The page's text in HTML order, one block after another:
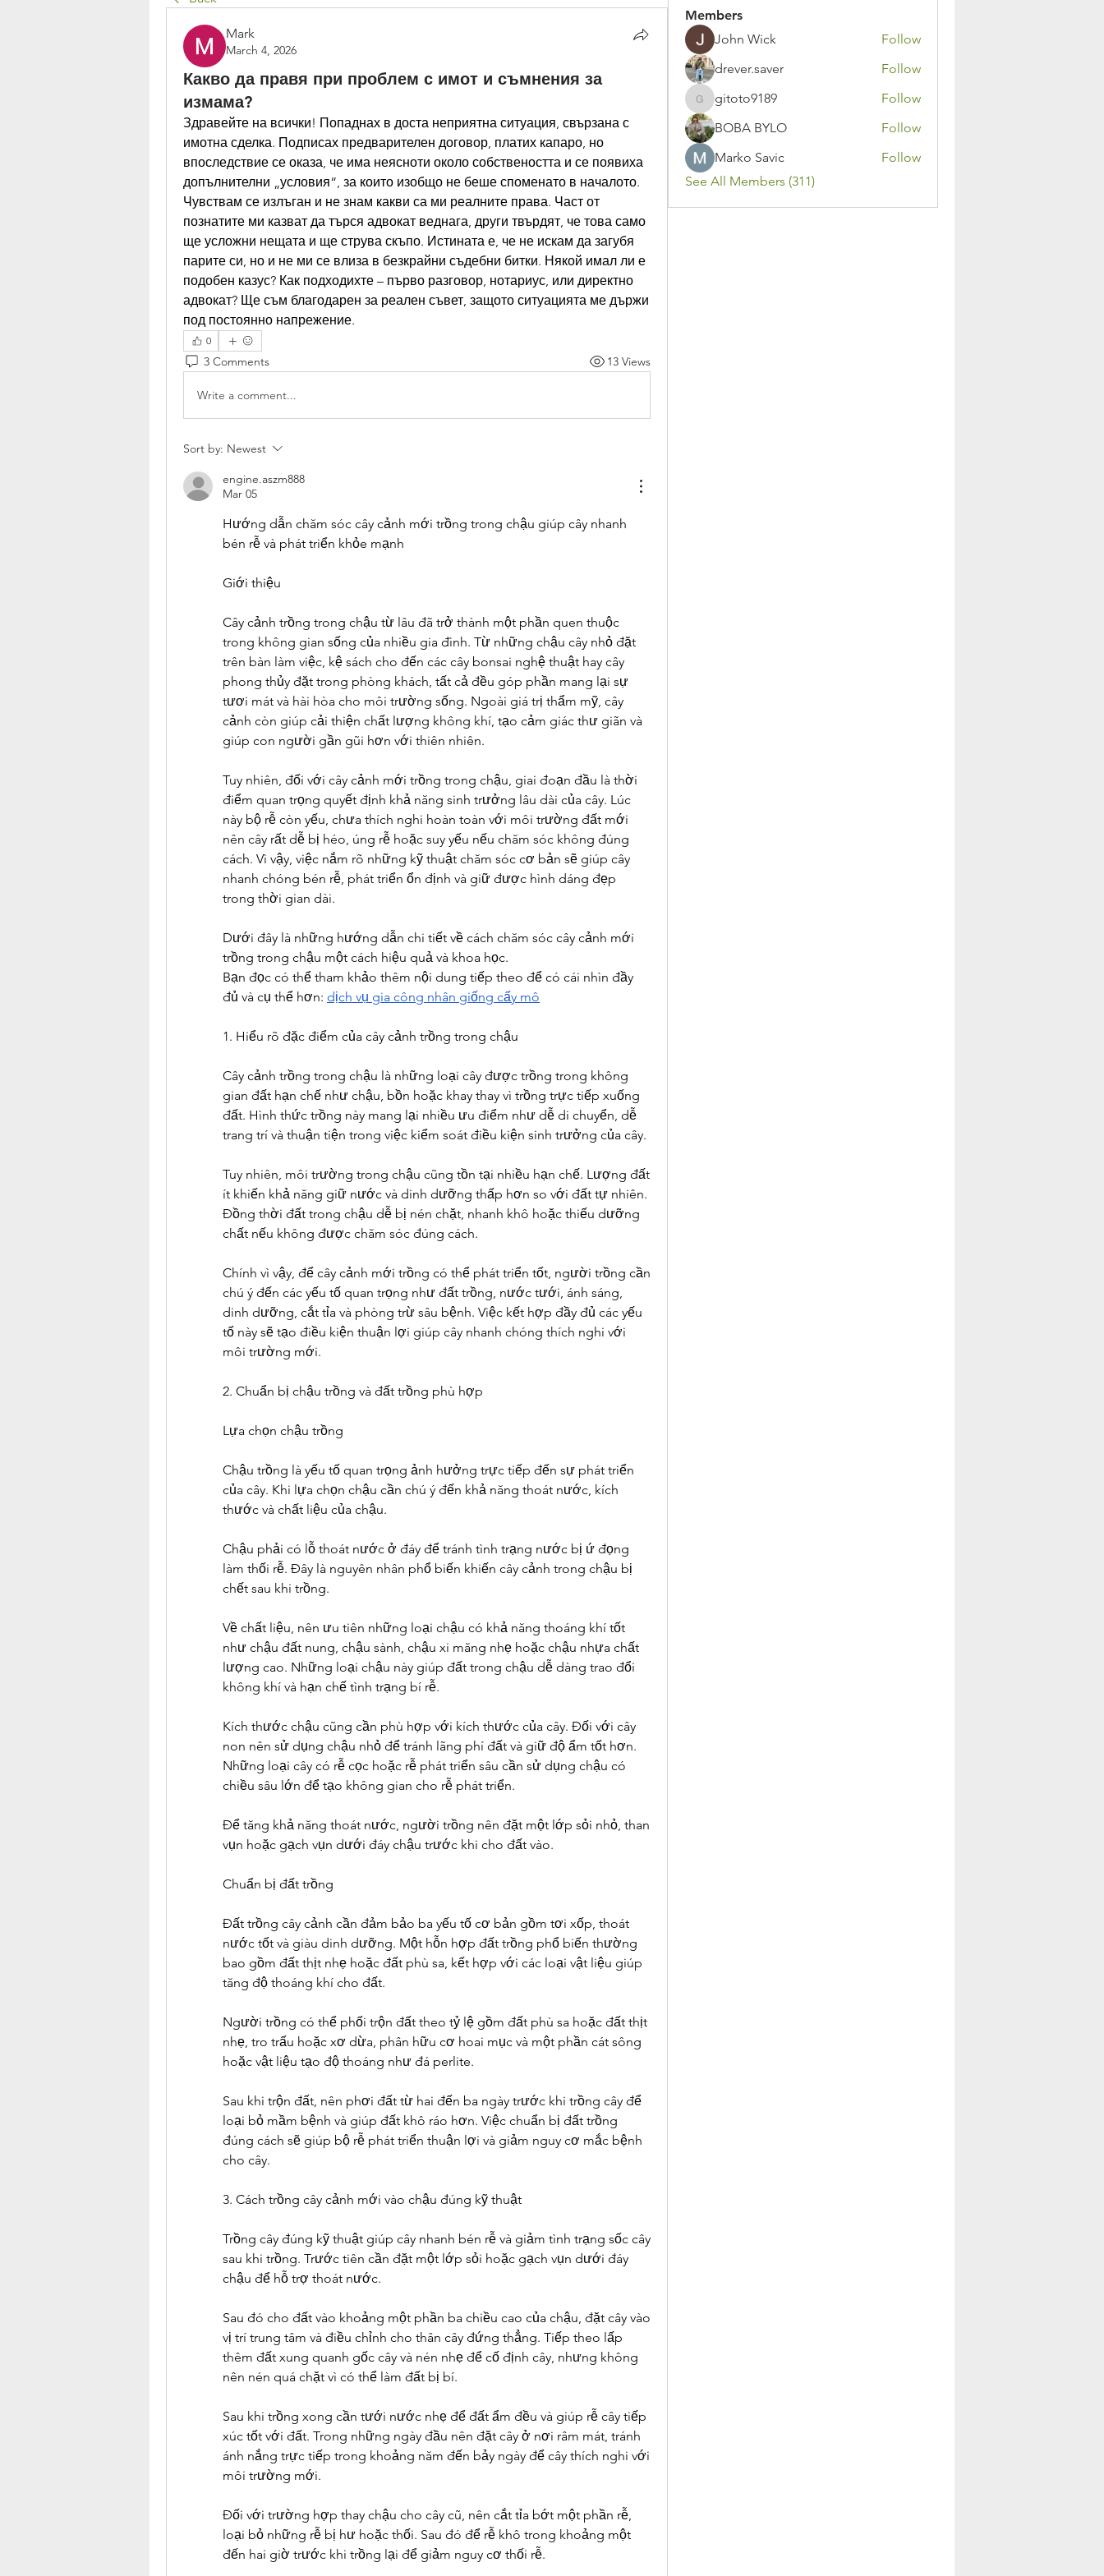
Mark
March 4, 2026
Какво да правя при проблем с имот и съмнения за
измама?
Здравейте на всички! Попаднах в доста неприятна ситуация, свързана с
имотна сделка. Подписах предварителен договор, платих капаро, но
впоследствие се оказа, че има неясноти около собствеността и се появиха
допълнителни „условия“, за които изобщо не беше споменато в началото.
Чувствам се излъган и не знам какви са ми реалните права. Част от
познатите ми казват да търся адвокат веднага, други твърдят, че това само
ще усложни нещата и ще струва скъпо. Истината е, че не искам да загубя
парите си, но и не ми се влиза в безкрайни съдебни битки. Някой имал ли е
подобен казус? Как подходихте – първо разговор, нотариус, или директно
адвокат? Ще съм благодарен за реален съвет, защото ситуацията ме държи
под постоянно напрежение.
0
3 Comments 13 Views
Write a comment...
Sort by: Newest
engine.aszm888
Mar 05
Hướng dẫn chăm sóc cây cảnh mới trồng trong chậu giúp cây nhanh
bén rễ và phát triển khỏe mạnh
Giới thiệu
Cây cảnh trồng trong chậu từ lâu đã trở thành một phần quen thuộc
trong không gian sống của nhiều gia đình. Từ những chậu cây nhỏ đặt
trên bàn làm việc, kệ sách cho đến các cây bonsai nghệ thuật hay cây
phong thủy đặt trong phòng khách, tất cả đều góp phần mang lại sự
tươi mát và hài hòa cho môi trường sống. Ngoài giá trị thẩm mỹ, cây
cảnh còn giúp cải thiện chất lượng không khí, tạo cảm giác thư giãn và
giúp con người gần gũi hơn với thiên nhiên.
Tuy nhiên, đối với cây cảnh mới trồng trong chậu, giai đoạn đầu là thời
điểm quan trọng quyết định khả năng sinh trưởng lâu dài của cây. Lúc
này bộ rễ còn yếu, chưa thích nghi hoàn toàn với môi trường đất mới
nên cây rất dễ bị héo, úng rễ hoặc suy yếu nếu chăm sóc không đúng
cách. Vì vậy, việc nắm rõ những kỹ thuật chăm sóc cơ bản sẽ giúp cây
nhanh chóng bén rễ, phát triển ổn định và giữ được hình dáng đẹp
trong thời gian dài.
Dưới đây là những hướng dẫn chi tiết về cách chăm sóc cây cảnh mới
trồng trong chậu một cách hiệu quả và khoa học.
Bạn đọc có thể tham khảo thêm nội dung tiếp theo để có cái nhìn đầy
đủ và cụ thể hơn: dịch vụ gia công nhân giống cấy mô
1. Hiểu rõ đặc điểm của cây cảnh trồng trong chậu
Cây cảnh trồng trong chậu là những loại cây được trồng trong không
gian đất hạn chế như chậu, bồn hoặc khay thay vì trồng trực tiếp xuống
đất. Hình thức trồng này mang lại nhiều ưu điểm như dễ di chuyển, dễ
trang trí và thuận tiện trong việc kiểm soát điều kiện sinh trưởng của cây.
Tuy nhiên, môi trường trong chậu cũng tồn tại nhiều hạn chế. Lượng đất
ít khiến khả năng giữ nước và dinh dưỡng thấp hơn so với đất tự nhiên.
Đồng thời đất trong chậu dễ bị nén chặt, nhanh khô hoặc thiếu dưỡng
chất nếu không được chăm sóc đúng cách.
Chính vì vậy, để cây cảnh mới trồng có thể phát triển tốt, người trồng cần
chú ý đến các yếu tố quan trọng như đất trồng, nước tưới, ánh sáng,
dinh dưỡng, cắt tỉa và phòng trừ sâu bệnh. Việc kết hợp đầy đủ các yếu
tố này sẽ tạo điều kiện thuận lợi giúp cây nhanh chóng thích nghi với
môi trường mới.
2. Chuẩn bị chậu trồng và đất trồng phù hợp
Lựa chọn chậu trồng
Chậu trồng là yếu tố quan trọng ảnh hưởng trực tiếp đến sự phát triển
của cây. Khi lựa chọn chậu cần chú ý đến khả năng thoát nước, kích
thước và chất liệu của chậu.
Chậu phải có lỗ thoát nước ở đáy để tránh tình trạng nước bị ứ đọng
làm thối rễ. Đây là nguyên nhân phổ biến khiến cây cảnh trong chậu bị
chết sau khi trồng.
Về chất liệu, nên ưu tiên những loại chậu có khả năng thoáng khí tốt
như chậu đất nung, chậu sành, chậu xi măng nhẹ hoặc chậu nhựa chất
lượng cao. Những loại chậu này giúp đất trong chậu dễ dàng trao đổi
không khí và hạn chế tình trạng bí rễ.
Kích thước chậu cũng cần phù hợp với kích thước của cây. Đối với cây
non nên sử dụng chậu nhỏ để tránh lãng phí đất và giữ độ ẩm tốt hơn.
Những loại cây có rễ cọc hoặc rễ phát triển sâu cần sử dụng chậu có
chiều sâu lớn để tạo không gian cho rễ phát triển.
Để tăng khả năng thoát nước, người trồng nên đặt một lớp sỏi nhỏ, than
vụn hoặc gạch vụn dưới đáy chậu trước khi cho đất vào.
Chuẩn bị đất trồng
Đất trồng cây cảnh cần đảm bảo ba yếu tố cơ bản gồm tơi xốp, thoát
nước tốt và giàu dinh dưỡng. Một hỗn hợp đất trồng phổ biến thường
bao gồm đất thịt nhẹ hoặc đất phù sa, kết hợp với các loại vật liệu giúp
tăng độ thoáng khí cho đất.
Người trồng có thể phối trộn đất theo tỷ lệ gồm đất phù sa hoặc đất thịt
nhẹ, tro trấu hoặc xơ dừa, phân hữu cơ hoai mục và một phần cát sông
hoặc vật liệu tạo độ thoáng như đá perlite.
Sau khi trộn đất, nên phơi đất từ hai đến ba ngày trước khi trồng cây để
loại bỏ mầm bệnh và giúp đất khô ráo hơn. Việc chuẩn bị đất trồng
đúng cách sẽ giúp bộ rễ phát triển thuận lợi và giảm nguy cơ mắc bệnh
cho cây.
3. Cách trồng cây cảnh mới vào chậu đúng kỹ thuật
Trồng cây đúng kỹ thuật giúp cây nhanh bén rễ và giảm tình trạng sốc cây
sau khi trồng. Trước tiên cần đặt một lớp sỏi hoặc gạch vụn dưới đáy
chậu để hỗ trợ thoát nước.
Sau đó cho đất vào khoảng một phần ba chiều cao của chậu, đặt cây vào
vị trí trung tâm và điều chỉnh cho thân cây đứng thẳng. Tiếp theo lấp
thêm đất xung quanh gốc cây và nén nhẹ để cố định cây, nhưng không
nên nén quá chặt vì có thể làm đất bị bí.
Sau khi trồng xong cần tưới nước nhẹ để đất ẩm đều và giúp rễ cây tiếp
xúc tốt với đất. Trong những ngày đầu nên đặt cây ở nơi râm mát, tránh
ánh nắng trực tiếp trong khoảng năm đến bảy ngày để cây thích nghi với
môi trường mới.
Đối với trường hợp thay chậu cho cây cũ, nên cắt tỉa bớt một phần rễ,
loại bỏ những rễ bị hư hoặc thối. Sau đó để rễ khô trong khoảng một
đến hai giờ trước khi trồng lại để giảm nguy cơ thối rễ.
Members
John Wick
Follow
drever.saver
Follow
gitoto9189
gitoto9189
Follow
BOBA BYLO
Follow
Marko Savic
Follow
See All Members (311)